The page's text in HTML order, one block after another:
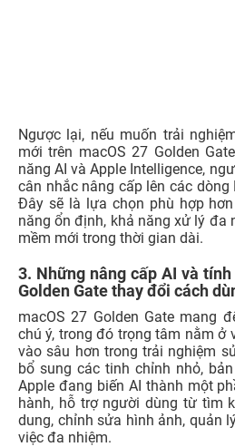
Ngược lại, nếu muốn trải
mới trên macOS 27 Golden
năng AI và Apple Intelligence,
cân nhắc nâng cấp lên các
Đây sẽ là lựa chọn phù hợp
năng ổn định, khả năng xử lý đa
mềm mới trong thời gian dài.
3. Những nâng cấp AI và
Golden Gate thay đổi cách
macOS 27 Golden Gate mang
chú ý, trong đó trọng tâm nằm ở
vào sâu hơn trong trải nghiệm
bổ sung các tinh chỉnh nhỏ,
Apple đang biến AI thành một
hành, hỗ trợ người dùng từ tìm
dung, chỉnh sửa hình ảnh, quản
việc đa nhiệm.